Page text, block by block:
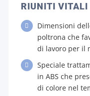
RIUNITI VITALI
Dimensioni
poltrona che
di lavoro per il
Speciale
in ABS che
di colore nel